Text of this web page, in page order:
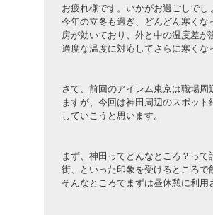
お疲れ様です。いかがお過ごしでし
今年の立冬も過ぎ、どんどん寒く
房が効いており、外と中の温度差が
適度な温度に対応してさらに寒くな
さて、前回のアイレム東京は職場
ますが、今回は神田周辺のスポッ
していこうと思います。
まず、神田ってどんなところ？っ
街、といった印象を受けるところで
そんなところでまずは昼休憩に利用